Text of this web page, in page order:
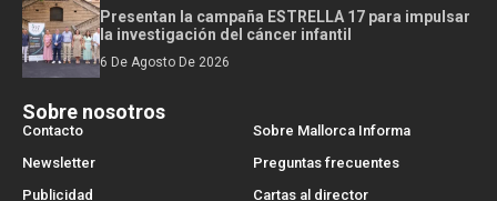
Presentan la campaña ESTRELLA 17 para impulsar
la investigación del cáncer infantil
6 De Agosto De 2026
Sobre nosotros
Contacto
Sobre Mallorca Informa
Newsletter
Preguntas frecuentes
Publicidad
Cartas al director